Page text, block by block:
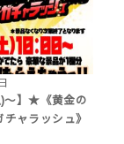
)～】★《黄金の
ャラッシュ》